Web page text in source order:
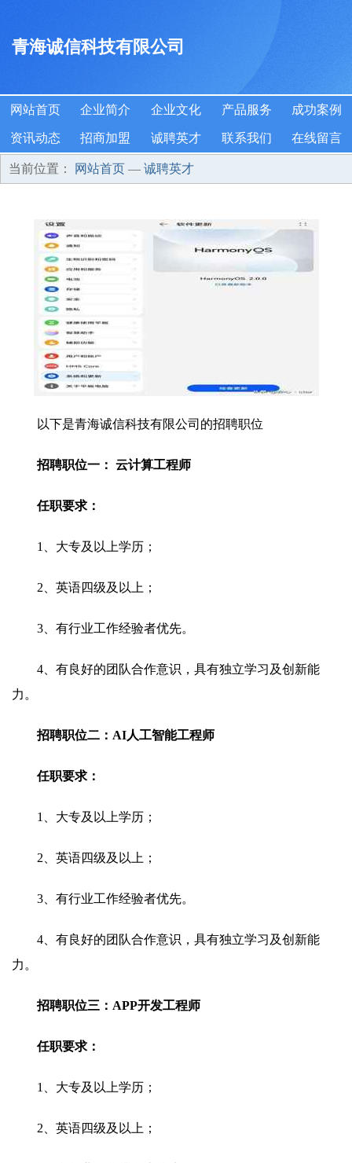
青海诚信科技有限公司
网站首页 企业简介 企业文化 产品服务 成功案例
资讯动态 招商加盟 诚聘英才 联系我们 在线留言
当前位置： 网站首页 — 诚聘英才
以下是青海诚信科技有限公司的招聘职位
招聘职位一： 云计算工程师
任职要求：
1、大专及以上学历；
2、英语四级及以上；
3、有行业工作经验者优先。
4、有良好的团队合作意识，具有独立学习及创新能
力。
招聘职位二：AI人工智能工程师
任职要求：
1、大专及以上学历；
2、英语四级及以上；
3、有行业工作经验者优先。
4、有良好的团队合作意识，具有独立学习及创新能
力。
招聘职位三：APP开发工程师
任职要求：
1、大专及以上学历；
2、英语四级及以上；